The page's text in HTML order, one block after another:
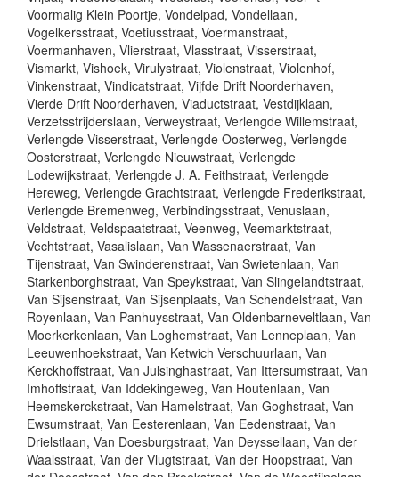
Voormalig Klein Poortje, Vondelpad, Vondellaan,
Vogelkersstraat, Voetiusstraat, Voermanstraat,
Voermanhaven, Vlierstraat, Vlasstraat, Visserstraat,
Vismarkt, Vishoek, Virulystraat, Violenstraat, Violenhof,
Vinkenstraat, Vindicatstraat, Vijfde Drift Noorderhaven,
Vierde Drift Noorderhaven, Viaductstraat, Vestdijklaan,
Verzetsstrijderslaan, Verweystraat, Verlengde Willemstraat,
Verlengde Visserstraat, Verlengde Oosterweg, Verlengde
Oosterstraat, Verlengde Nieuwstraat, Verlengde
Lodewijkstraat, Verlengde J. A. Feithstraat, Verlengde
Hereweg, Verlengde Grachtstraat, Verlengde Frederikstraat,
Verlengde Bremenweg, Verbindingsstraat, Venuslaan,
Veldstraat, Veldspaatstraat, Veenweg, Veemarktstraat,
Vechtstraat, Vasalislaan, Van Wassenaerstraat, Van
Tijenstraat, Van Swinderenstraat, Van Swietenlaan, Van
Starkenborghstraat, Van Speykstraat, Van Slingelandtstraat,
Van Sijsenstraat, Van Sijsenplaats, Van Schendelstraat, Van
Royenlaan, Van Panhuysstraat, Van Oldenbarneveltlaan, Van
Moerkerkenlaan, Van Loghemstraat, Van Lenneplaan, Van
Leeuwenhoekstraat, Van Ketwich Verschuurlaan, Van
Kerckhoffstraat, Van Julsinghastraat, Van Ittersumstraat, Van
Imhoffstraat, Van Iddekingeweg, Van Houtenlaan, Van
Heemskerckstraat, Van Hamelstraat, Van Goghstraat, Van
Ewsumstraat, Van Eesterenlaan, Van Eedenstraat, Van
Drielstlaan, Van Doesburgstraat, Van Deyssellaan, Van der
Waalsstraat, Van der Vlugtstraat, Van der Hoopstraat, Van